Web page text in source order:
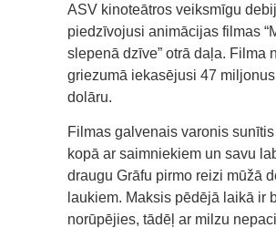
ASV kinoteātros veiksmīgu
piedzīvojusi animācijas filmas
slepenā dzīve” otrā daļa. Filma
griezumā iekasējusi 47
dolāru.
Filmas galvenais varonis
kopā ar saimniekiem un savu
draugu Grāfu pirmo reizi mūžā
laukiem. Maksis pēdējā laikā ir
norūpējies, tādēļ ar milzu